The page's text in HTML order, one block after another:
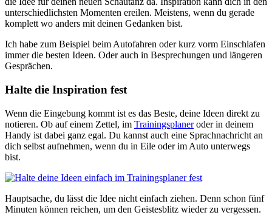
unterschiedlichsten Momenten ereilen. Meistens, wenn du gerade
komplett wo anders mit deinen Gedanken bist.
Ich habe zum Beispiel beim Autofahren oder kurz vorm Einschlafen
immer die besten Ideen. Oder auch in Besprechungen und längeren
Gesprächen.
Halte die Inspiration fest
Wenn die Eingebung kommt ist es das Beste, deine Ideen direkt zu
notieren. Ob auf einem Zettel, im Trainingsplaneroder in deinem
Handy ist dabei ganz egal. Du kannst auch eine Sprachnachricht an
dich selbst aufnehmen, wenn du in Eile oder im Auto unterwegs
bist.
Hauptsache, du lässt die Idee nicht einfach ziehen. Denn schon fünf
Minuten können reichen, um den Geistesblitz wieder zu vergessen.